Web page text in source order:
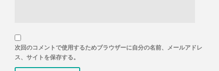
次回のコメントで使用するためブラウザーに自分の名前、メールアドレ
ス、サイトを保存する。